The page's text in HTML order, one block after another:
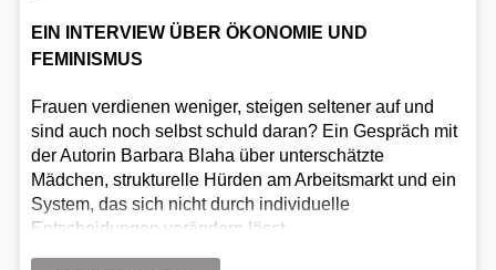
EIN INTERVIEW ÜBER ÖKONOMIE UND
FEMINISMUS
Frauen verdienen weniger, steigen seltener auf und
sind auch noch selbst schuld daran? Ein Gespräch mit
der Autorin Barbara Blaha über unterschätzte
Mädchen, strukturelle Hürden am Arbeitsmarkt und ein
System, das sich nicht durch individuelle
Entscheidungen verändern lässt.